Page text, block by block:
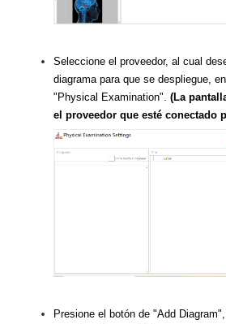
Seleccione el proveedor, al cual
diagrama para que se despliegue,
"Physical Examination". (La
el proveedor que esté conectado
Presione el botón de "Add